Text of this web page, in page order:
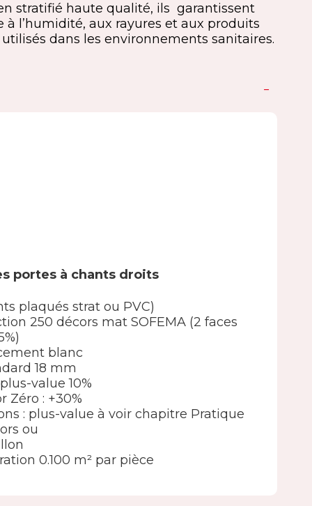
stratifié haute qualité, ils garantissent
l’humidité, aux rayures et aux produits
dans les environnements sanitaires.
portes à chants droits
plaqués strat ou PVC)
250 décors mat SOFEMA (2 faces
blanc
18 mm
value 10%
Zéro : +30%
: plus-value à voir chapitre Pratique
ou
0.100 m² par pièce